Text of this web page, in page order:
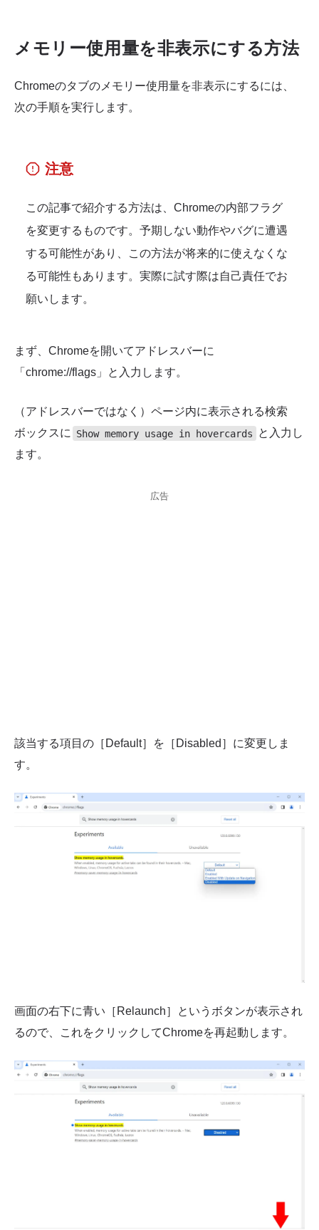
メモリー使用量を非表示にする方法
Chromeのタブのメモリー使用量を非表示にするには、
次の手順を実行します。
注意
この記事で紹介する方法は、Chromeの内部フラグ
を変更するものです。予期しない動作やバグに遭遇
する可能性があり、この方法が将来的に使えなくな
る可能性もあります。実際に試す際は自己責任でお
願いします。
まず、Chromeを開いてアドレスバーに
「chrome://flags」と入力します。
（アドレスバーではなく）ページ内に表示される検索
ボックスに
Show memory usage in hovercards
と入力し
ます。
広告
該当する項目の［Default］を［Disabled］に変更しま
す。
画面の右下に青い［Relaunch］というボタンが表示され
るので、これをクリックしてChromeを再起動します。